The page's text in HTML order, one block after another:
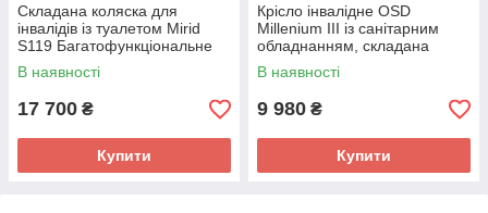
Складана коляска для
інвалідів із туалетом Mirid
S119 Багатофункціональне
інвалідне крісло з
підголівником
В наявності
17 700 ₴
Купити
Крісло інвалідне OSD
Millenium III із санітарним
обладнанням, складана
інвалідна коляска для
дорослих сталева
В наявності
9 980 ₴
Купити